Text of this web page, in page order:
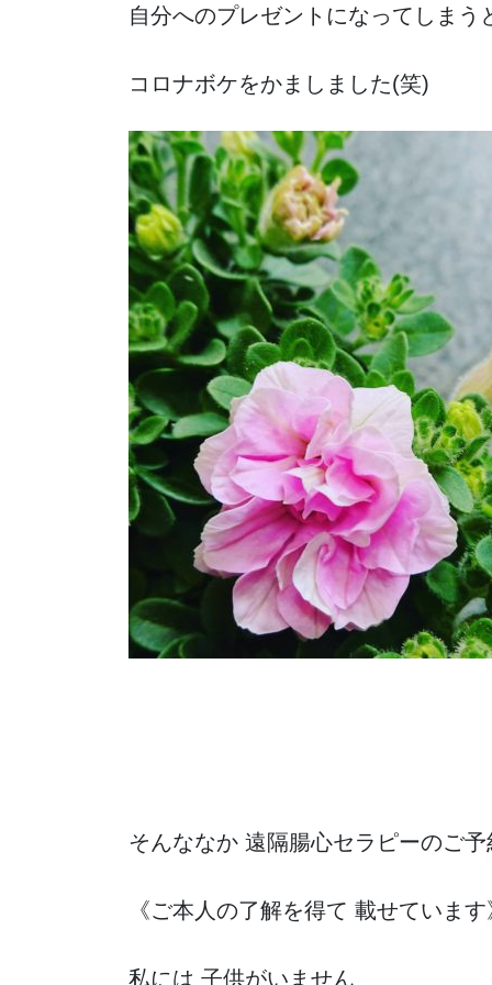
自分へのプレゼントになってしまう
コロナボケをかましました(笑)
そんななか 遠隔腸心セラピーのご予
《ご本人の了解を得て 載せています
私には 子供がいません